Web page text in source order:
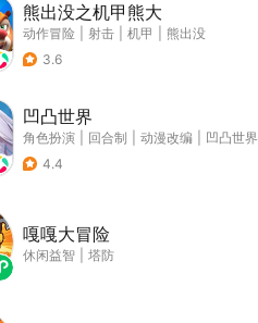
熊出没之机甲熊大
动作冒险 射击 机甲
熊出没
3.6
凹凸世界
角色扮演 回合制 动漫改编
凹凸世界
4.4
嘎嘎大冒险
休闲益智 塔防